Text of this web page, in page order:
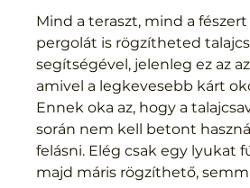
Mind a teraszt, mind a fészert
pergolát is rögzítheted
segítségével, jelenleg ez az
amivel a legkevesebb kárt
Ennek oka az, hogy a
során nem kell betont
felásni. Elég csak egy lyukat
majd máris rögzíthető,